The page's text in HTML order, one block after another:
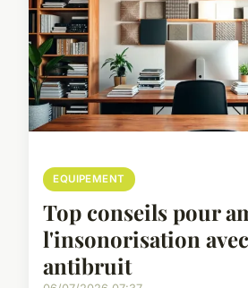
EQUIPEMENT
Top conseils pour
l'insonorisation
antibruit